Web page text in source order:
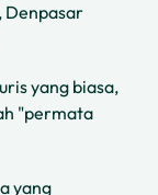
Denpasar
yang biasa,
"permata
yang